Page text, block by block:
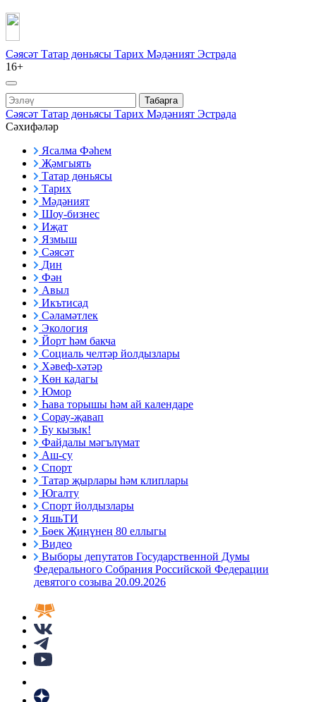
Сәясәт Татар дөньясы Тарих Мәдәният Эстрада
16+
Табарга
Сәясәт Татар дөньясы Тарих Мәдәният Эстрада
Сәхифәләр
Ясалма Фәһем
Җәмгыять
Татар дөньясы
Тарих
Мәдәният
Шоу-бизнес
Иҗат
Язмыш
Сәясәт
Дин
Фән
Авыл
Икътисад
Сәламәтлек
Экология
Йорт һәм бакча
Социаль челтәр йолдызлары
Хәвеф-хәтәр
Көн кадагы
Юмор
Һава торышы һәм ай календаре
Сорау-җавап
Бу кызык!
Файдалы мәгълүмат
Аш-су
Спорт
Татар җырлары һәм клиплары
Югалту
Спорт йолдызлары
ЯшьТИ
Бөек Җиңүнең 80 еллыгы
Видео
Выборы депутатов Государственной Думы
Федерального Собрания Российской Федерации
девятого созыва 20.09.2026